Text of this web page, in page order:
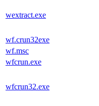
wextract.exe
wf.crun32exe
wf.msc
wfcrun.exe
wfcrun32.exe